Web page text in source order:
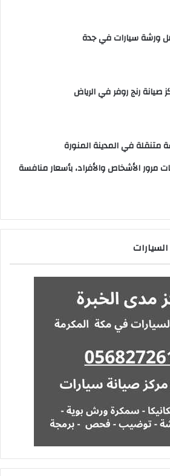
ورشة سيارات في جدة
صيانة رنج روفر في الرياض
متنقلة في المدينة المنورة
مرور الأشخاص والأفراد، بأسعار منافسة